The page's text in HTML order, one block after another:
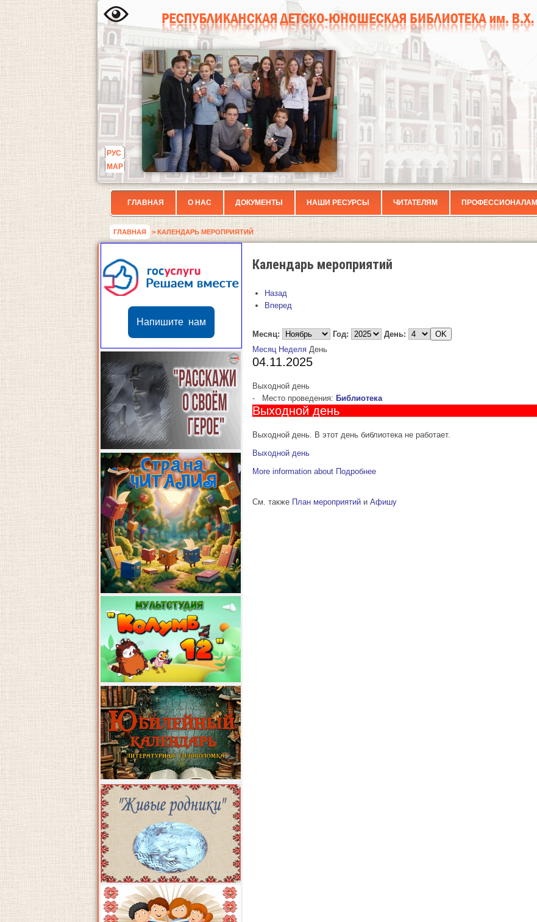
РУС
МАР
ГЛАВНАЯ О НАС ДОКУМЕНТЫ НАШИ РЕСУРСЫ ЧИТАТЕЛЯМ ПРОФЕССИОНАЛАМ
ГЛАВНАЯ > КАЛЕНДАРЬ МЕРОПРИЯТИЙ
Напишите нам
Календарь мероприятий
Назад
Вперед
Месяц: Год:
День:
Месяц Неделя День
04.11.2025
Выходной день
-
Место проведения: Библиотека
Выходной день
Выходной день. В этот день библиотека не работает.
Выходной день
More information about Подробнее
См. также План мероприятий и Афишу